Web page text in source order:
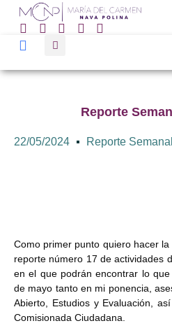
Reporte
22/05/2024 Reporte Semanal
Como primer punto quiero hacer
reporte número 17 de actividades
en el que podrán encontrar lo
de mayo tanto en mi ponencia,
Abierto, Estudios y Evaluación,
Comisionada Ciudadana.